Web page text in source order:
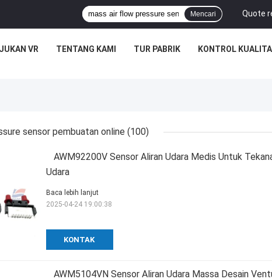
Quote
Mencari
VR TENTANG KAMI TUR PABRIK KONTROL
sensor pembuatan online (100)
AWM92200V Sensor Aliran Udara Medis Untuk
Udara
KONTAK
Baca lebih lanjut
2025-04-24 19:00:38
AWM5104VN Sensor Aliran Udara Massa Desain